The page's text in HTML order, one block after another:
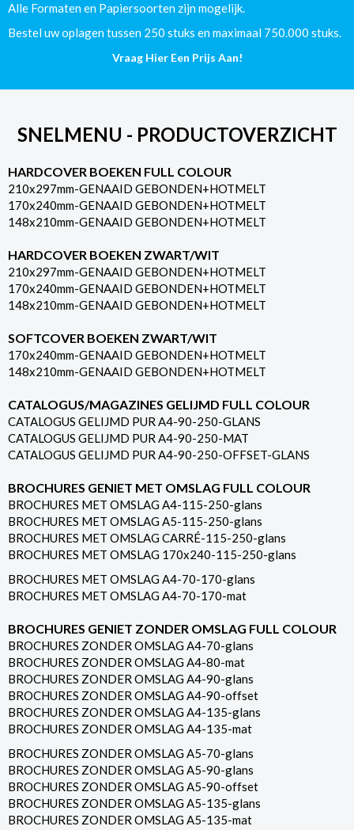
Pagina's
aantal
Alle Formaten en Papiersoorten zijn mogelijk.
Bestel uw oplagen tussen 250 stuks en maximaal 750.000 stuks.
Vraag Hier Een Prijs Aan!
SNELMENU - PRODUCTOVERZICHT
HARDCOVER BOEKEN FULL COLOUR
210x297mm-GENAAID GEBONDEN+HOTMELT
170x240mm-GENAAID GEBONDEN+HOTMELT
148x210mm-GENAAID GEBONDEN+HOTMELT
HARDCOVER BOEKEN ZWART/WIT
210x297mm-GENAAID GEBONDEN+HOTMELT
170x240mm-GENAAID GEBONDEN+HOTMELT
148x210mm-GENAAID GEBONDEN+HOTMELT
SOFTCOVER BOEKEN ZWART/WIT
170x240mm-GENAAID GEBONDEN+HOTMELT
148x210mm-GENAAID GEBONDEN+HOTMELT
CATALOGUS/MAGAZINES GELIJMD FULL COLOUR
CATALOGUS GELIJMD PUR A4-90-250-GLANS
CATALOGUS GELIJMD PUR A4-90-250-MAT
CATALOGUS GELIJMD PUR A4-90-250-OFFSET-GLANS
BROCHURES GENIET MET OMSLAG FULL COLOUR
BROCHURES MET OMSLAG A4-115-250-glans
BROCHURES MET OMSLAG A5-115-250-glans
BROCHURES MET OMSLAG CARRÉ-115-250-glans
BROCHURES MET OMSLAG 170x240-115-250-glans
BROCHURES MET OMSLAG A4-70-170-glans
BROCHURES MET OMSLAG A4-70-170-mat
BROCHURES GENIET ZONDER OMSLAG FULL COLOUR
BROCHURES ZONDER OMSLAG A4-70-glans
BROCHURES ZONDER OMSLAG A4-80-mat
BROCHURES ZONDER OMSLAG A4-90-glans
BROCHURES ZONDER OMSLAG A4-90-offset
BROCHURES ZONDER OMSLAG A4-135-glans
BROCHURES ZONDER OMSLAG A4-135-mat
BROCHURES ZONDER OMSLAG A5-70-glans
BROCHURES ZONDER OMSLAG A5-90-glans
BROCHURES ZONDER OMSLAG A5-90-offset
BROCHURES ZONDER OMSLAG A5-135-glans
BROCHURES ZONDER OMSLAG A5-135-mat